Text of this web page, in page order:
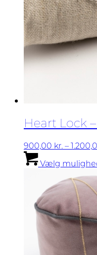
Heart Lock
900,00 kr.–
Vælg